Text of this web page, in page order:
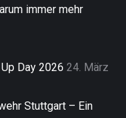
immer mehr
Day 2026 24. März
Stuttgart – Ein